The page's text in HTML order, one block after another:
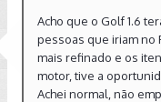
Acho que o Golf 1.6
pessoas que iriam no
mais refinado e os
motor, tive a
Achei normal, não